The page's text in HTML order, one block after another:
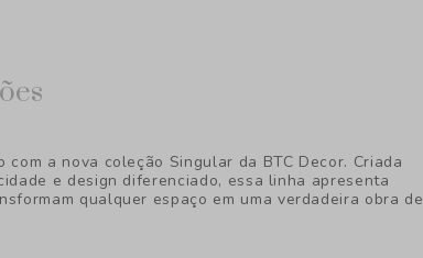
a nova coleção Singular da BTC Decor. Criada
e design diferenciado, essa linha apresenta
qualquer espaço em uma verdadeira obra de